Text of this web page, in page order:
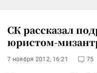
СК рассказал
юристом-
7 ноября 2012, 16:21 75